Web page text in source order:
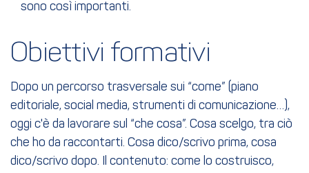
sono così importanti.
Obiettivi formativi
Dopo un percorso trasversale sui “come” (piano
editoriale, social media, strumenti di comunicazione…),
oggi c'è da lavorare sul “che cosa”. Cosa scelgo, tra ciò
che ho da raccontarti. Cosa dico/scrivo prima, cosa
dico/scrivo dopo. Il contenuto: come lo costruisco,